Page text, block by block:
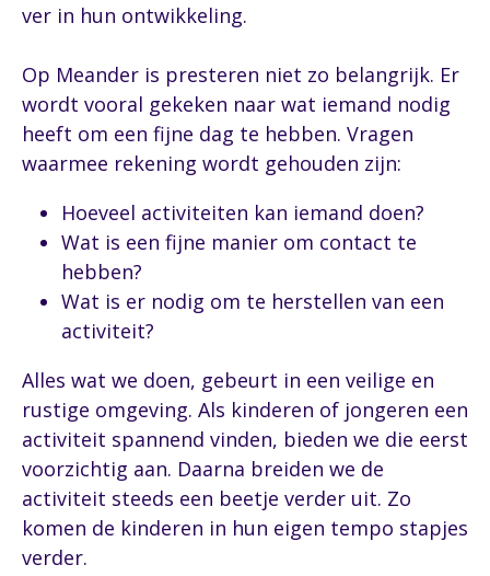
ver in hun ontwikkeling.
Op Meander is presteren niet zo belangrijk. Er
wordt vooral gekeken naar wat iemand nodig
heeft om een fijne dag te hebben. Vragen
waarmee rekening wordt gehouden zijn:
Hoeveel activiteiten kan iemand doen?
Wat is een fijne manier om contact te
hebben?
Wat is er nodig om te herstellen van een
activiteit?
Alles wat we doen, gebeurt in een veilige en
rustige omgeving. Als kinderen of jongeren een
activiteit spannend vinden, bieden we die eerst
voorzichtig aan. Daarna breiden we de
activiteit steeds een beetje verder uit. Zo
komen de kinderen in hun eigen tempo stapjes
verder.